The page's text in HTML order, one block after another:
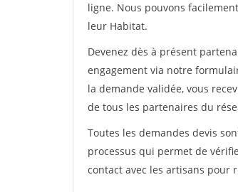
ligne. Nous pouvons
leur Habitat.
Devenez dès à présent
engagement via notre
la demande validée, vous
de tous les partenaires du
Toutes les demandes devis
processus qui permet de
contact avec les artisans pour